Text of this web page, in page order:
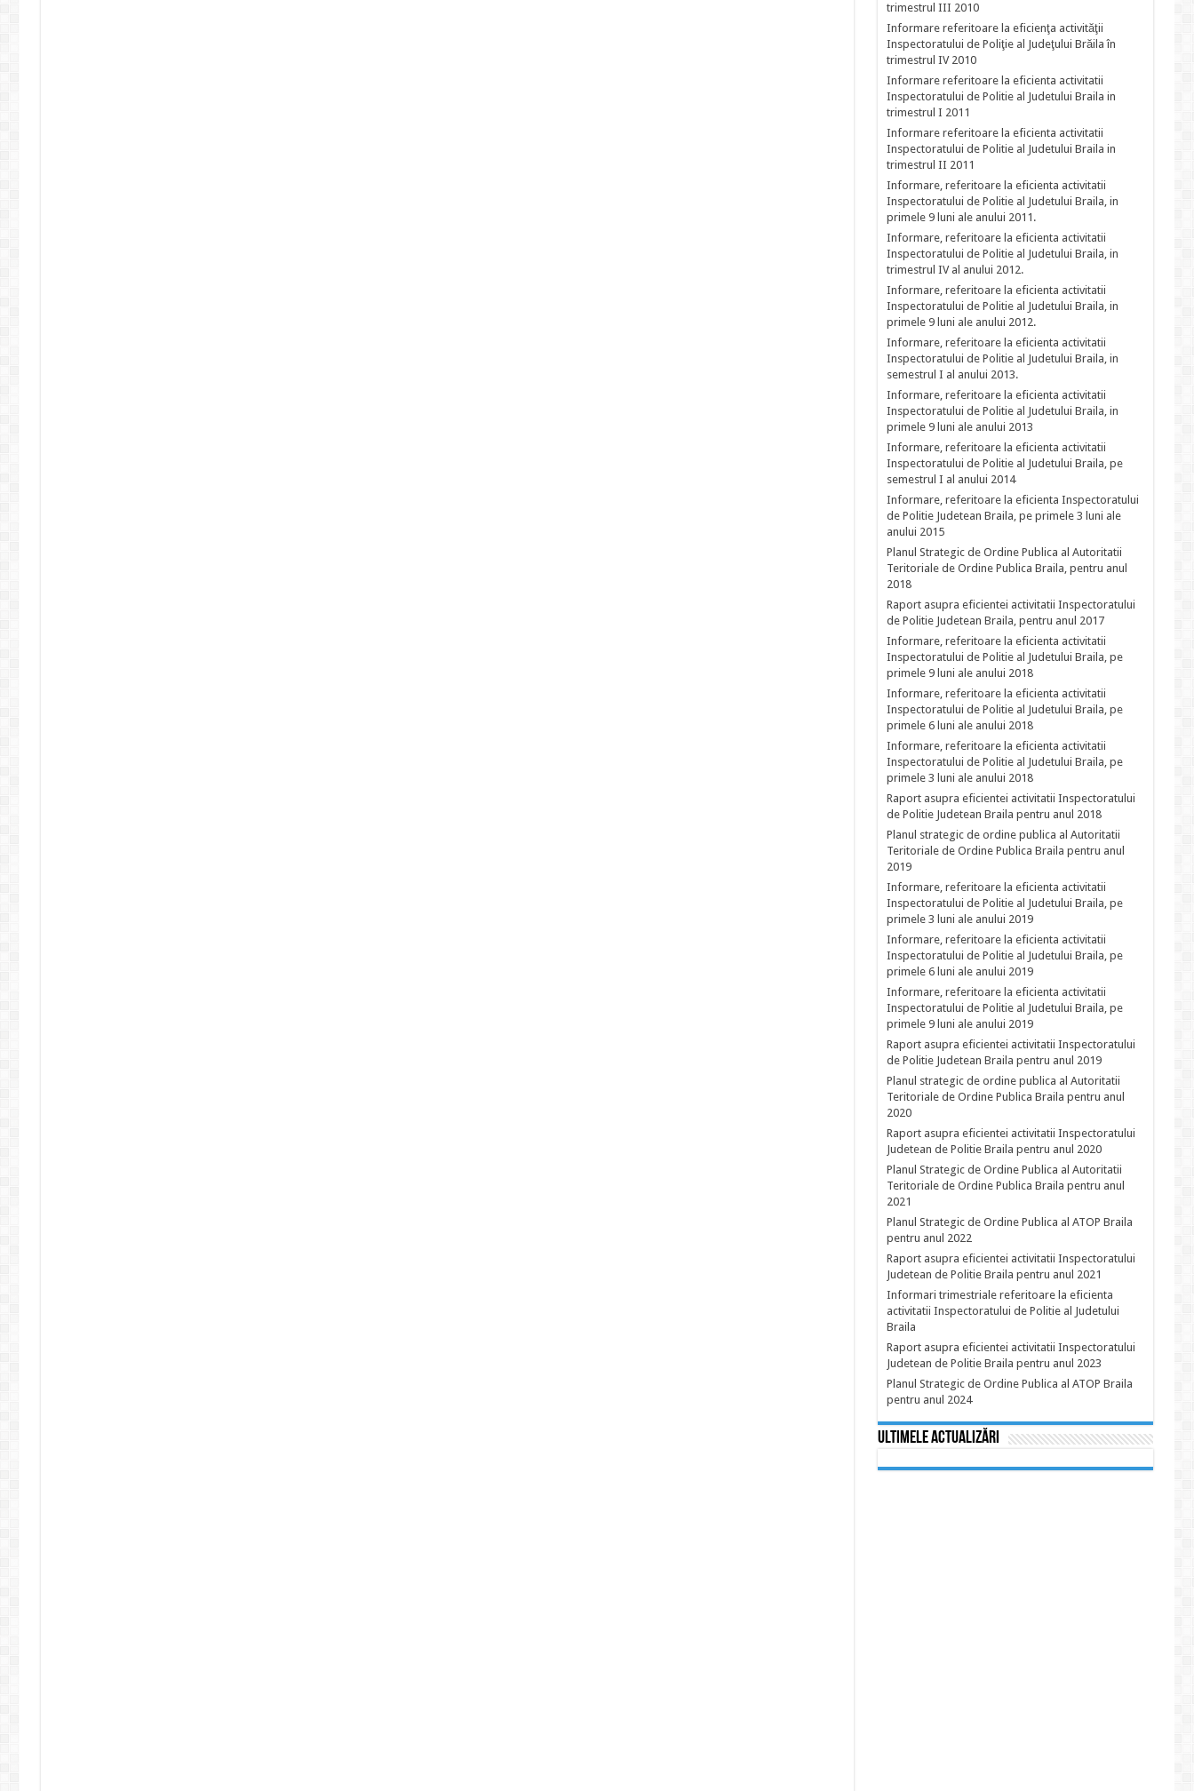
trimestrul III 2010
Informare referitoare la eficienţa activităţii
Inspectoratului de Poliţie al Judeţului Brăila în
trimestrul IV 2010
Informare referitoare la eficienta activitatii
Inspectoratului de Politie al Judetului Braila in
trimestrul I 2011
Informare referitoare la eficienta activitatii
Inspectoratului de Politie al Judetului Braila in
trimestrul II 2011
Informare, referitoare la eficienta activitatii
Inspectoratului de Politie al Judetului Braila, in
primele 9 luni ale anului 2011.
Informare, referitoare la eficienta activitatii
Inspectoratului de Politie al Judetului Braila, in
trimestrul IV al anului 2012.
Informare, referitoare la eficienta activitatii
Inspectoratului de Politie al Judetului Braila, in
primele 9 luni ale anului 2012.
Informare, referitoare la eficienta activitatii
Inspectoratului de Politie al Judetului Braila, in
semestrul I al anului 2013.
Informare, referitoare la eficienta activitatii
Inspectoratului de Politie al Judetului Braila, in
primele 9 luni ale anului 2013
Informare, referitoare la eficienta activitatii
Inspectoratului de Politie al Judetului Braila, pe
semestrul I al anului 2014
Informare, referitoare la eficienta Inspectoratului
de Politie Judetean Braila, pe primele 3 luni ale
anului 2015
Planul Strategic de Ordine Publica al Autoritatii
Teritoriale de Ordine Publica Braila, pentru anul
2018
Raport asupra eficientei activitatii Inspectoratului
de Politie Judetean Braila, pentru anul 2017
Informare, referitoare la eficienta activitatii
Inspectoratului de Politie al Judetului Braila, pe
primele 9 luni ale anului 2018
Informare, referitoare la eficienta activitatii
Inspectoratului de Politie al Judetului Braila, pe
primele 6 luni ale anului 2018
Informare, referitoare la eficienta activitatii
Inspectoratului de Politie al Judetului Braila, pe
primele 3 luni ale anului 2018
Raport asupra eficientei activitatii Inspectoratului
de Politie Judetean Braila pentru anul 2018
Planul strategic de ordine publica al Autoritatii
Teritoriale de Ordine Publica Braila pentru anul
2019
Informare, referitoare la eficienta activitatii
Inspectoratului de Politie al Judetului Braila, pe
primele 3 luni ale anului 2019
Informare, referitoare la eficienta activitatii
Inspectoratului de Politie al Judetului Braila, pe
primele 6 luni ale anului 2019
Informare, referitoare la eficienta activitatii
Inspectoratului de Politie al Judetului Braila, pe
primele 9 luni ale anului 2019
Raport asupra eficientei activitatii Inspectoratului
de Politie Judetean Braila pentru anul 2019
Planul strategic de ordine publica al Autoritatii
Teritoriale de Ordine Publica Braila pentru anul
2020
Raport asupra eficientei activitatii Inspectoratului
Judetean de Politie Braila pentru anul 2020
Planul Strategic de Ordine Publica al Autoritatii
Teritoriale de Ordine Publica Braila pentru anul
2021
Planul Strategic de Ordine Publica al ATOP Braila
pentru anul 2022
Raport asupra eficientei activitatii Inspectoratului
Judetean de Politie Braila pentru anul 2021
Informari trimestriale referitoare la eficienta
activitatii Inspectoratului de Politie al Judetului
Braila
Raport asupra eficientei activitatii Inspectoratului
Judetean de Politie Braila pentru anul 2023
Planul Strategic de Ordine Publica al ATOP Braila
pentru anul 2024
Ultimele actualizări